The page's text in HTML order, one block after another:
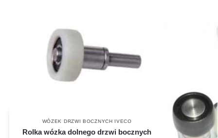
WÓZEK DRZWI BOCZNYCH IVECO
Rolka wózka dolnego drzwi bocznych